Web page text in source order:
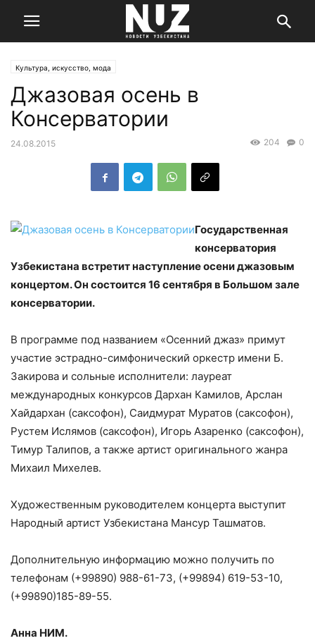
Культура, искусство, мода
Джазовая осень в
Консерватории
24.08.2015 0
204
Государственная
консерватория
Узбекистана встретит наступление осени джазовым
концертом. Он состоится 16 сентября в Большом зале
консерватории.
В программе под названием «Осенний джаз» примут
участие эстрадно-симфонический оркестр имени Б.
Закирова и сольные исполнители: лауреат
международных конкурсов Дархан Камилов, Арслан
Хайдархан (саксофон), Саидмурат Муратов (саксофон),
Рустем Ислямов (саксофон), Игорь Азаренко (саксофон),
Тимур Талипов, а также артист оригинального жанра
Михаил Михелев.
Художественным руководителем концерта выступит
Народный артист Узбекистана Мансур Ташматов.
Дополнительную информацию можно получить по
телефонам (+99890) 988-61-73, (+99894) 619-53-10,
(+99890)185-89-55.
Анна НИМ.